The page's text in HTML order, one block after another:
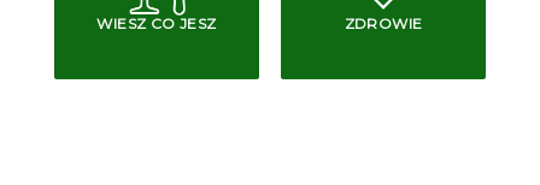
WIESZ CO JESZ ZDROWIE